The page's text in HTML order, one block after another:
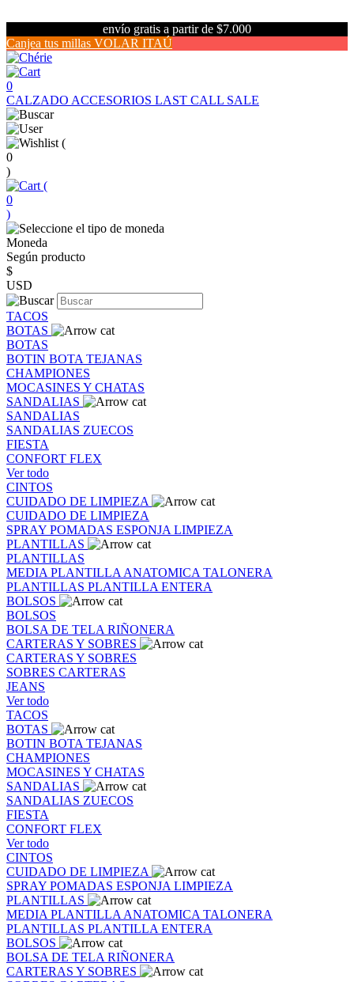
envío gratis a partir de $7.000
Canjea tus millas VOLAR ITAÚ
0
CALZADO ACCESORIOS LAST CALL SALE
(
0
)
(
0
)
Moneda
Según producto
$
USD
TACOS
BOTAS
BOTAS
BOTIN BOTA TEJANAS
CHAMPIONES
MOCASINES Y CHATAS
SANDALIAS
SANDALIAS
SANDALIAS ZUECOS
FIESTA
CONFORT FLEX
Ver todo
CINTOS
CUIDADO DE LIMPIEZA
CUIDADO DE LIMPIEZA
SPRAY POMADAS ESPONJA LIMPIEZA
PLANTILLAS
PLANTILLAS
MEDIA PLANTILLA ANATOMICA TALONERA
PLANTILLAS PLANTILLA ENTERA
BOLSOS
BOLSOS
BOLSA DE TELA RIÑONERA
CARTERAS Y SOBRES
CARTERAS Y SOBRES
SOBRES CARTERAS
JEANS
Ver todo
TACOS
BOTAS
BOTIN BOTA TEJANAS
CHAMPIONES
MOCASINES Y CHATAS
SANDALIAS
SANDALIAS ZUECOS
FIESTA
CONFORT FLEX
Ver todo
CINTOS
CUIDADO DE LIMPIEZA
SPRAY POMADAS ESPONJA LIMPIEZA
PLANTILLAS
MEDIA PLANTILLA ANATOMICA TALONERA
PLANTILLAS PLANTILLA ENTERA
BOLSOS
BOLSA DE TELA RIÑONERA
CARTERAS Y SOBRES